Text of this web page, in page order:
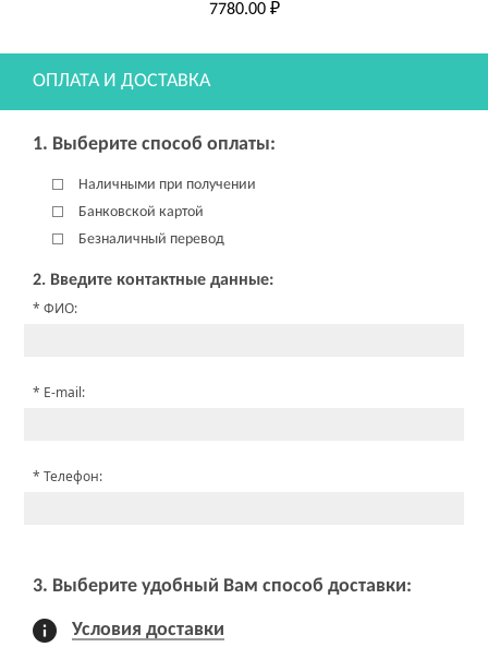
7780.00 ₽
ОПЛАТА И ДОСТАВКА
1. Выберите способ оплаты:
Наличными при получении
Банковской картой
Безналичный перевод
2. Введите контактные данные:
ФИО:
E-mail:
Телефон:
3. Выберите удобный Вам способ доставки:
Условия доставки